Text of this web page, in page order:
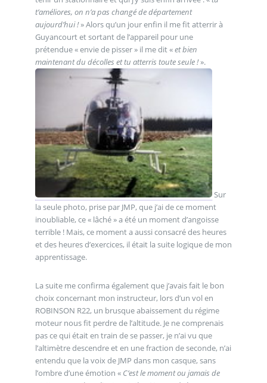
t’améliores, on n’a pas changé de département
aujourd’hui !» Alors qu’un jour enfin il me fit atterrir à
Guyancourt et sortant de l’appareil pour une
prétendue « envie de pisser » il me dit «et bien
maintenant du décolles et tu atterris toute seule !».
Sur
la seule photo, prise par JMP, que j’ai de ce moment
inoubliable, ce « lâché » a été un moment d’angoisse
terrible ! Mais, ce moment a aussi consacré des heures
et des heures d’exercices, il était la suite logique de mon
apprentissage.
La suite me confirma également que j’avais fait le bon
choix concernant mon instructeur, lors d’un vol en
ROBINSON R22, un brusque abaissement du régime
moteur nous fit perdre de l’altitude. Je ne comprenais
pas ce qui était en train de se passer, je n’ai vu que
l’altimètre descendre et en une fraction de seconde, n’ai
entendu que la voix de JMP dans mon casque, sans
l’ombre d’une émotion « C’est le moment ou jamais de